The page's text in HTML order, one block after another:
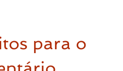
para o